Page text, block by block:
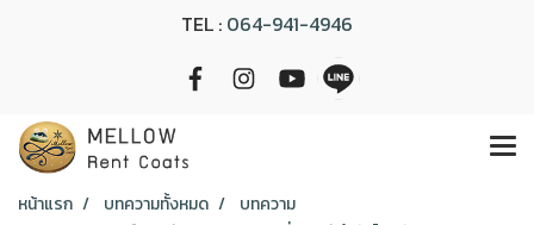
TEL : 064-941-4946
หน้าแรก บทความทั้งหมด
บทความ